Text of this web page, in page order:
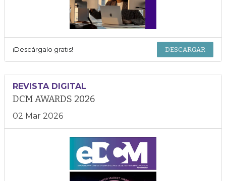
¡Descárgalo gratis! DESCARGAR
REVISTA DIGITAL
DCM AWARDS 2026
02 Mar 2026